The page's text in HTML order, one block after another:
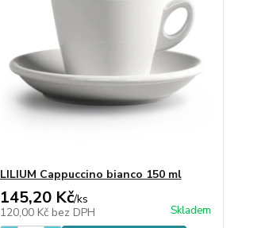
LILIUM Cappuccino bianco 150 ml
145,20 Kč/ks
120,00 Kč bez DPH Skladem